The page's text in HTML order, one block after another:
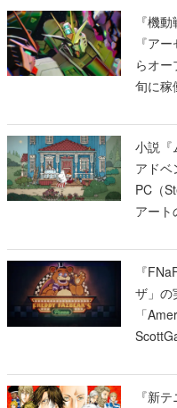
『機
『ア
らオ
旬に稼
小説『
アドベ
PC（
アート
『
ザ」の
「
テー
る
『新